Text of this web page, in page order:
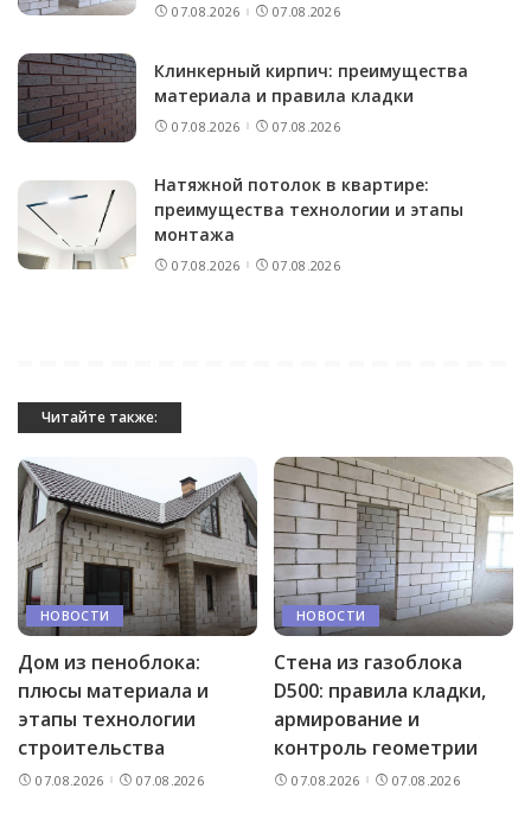
07.08.2026 07.08.2026
Клинкерный кирпич: преимущества
материала и правила кладки
07.08.2026 07.08.2026
Натяжной потолок в квартире:
преимущества технологии и этапы
монтажа
07.08.2026 07.08.2026
Читайте также:
НОВОСТИ
Дом из пеноблока:
плюсы материала и
этапы технологии
строительства
07.08.2026 07.08.2026
НОВОСТИ
Стена из газоблока
D500: правила кладки,
армирование и
контроль геометрии
07.08.2026 07.08.2026